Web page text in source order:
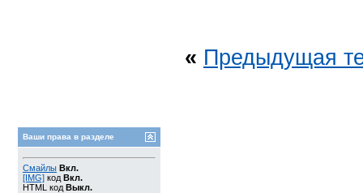
« Предыдущая
Ваши права в разделе
Смайлы Вкл.
[IMG] код Вкл.
HTML код Выкл.